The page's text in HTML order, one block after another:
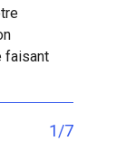
faisant
1/7